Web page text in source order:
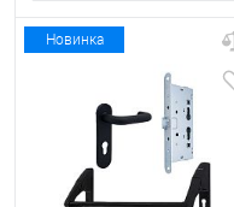
Новинка